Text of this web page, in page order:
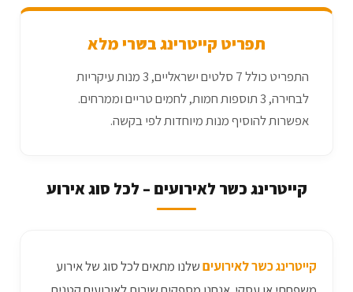
תפריט קייטרינג בשרי מלא
התפריט כולל 7 סלטים ישראליים, 3 מנות עיקריות
לבחירה, 3 תוספות חמות, לחמים טריים וממרחים.
אפשרות להוסיף מנות מיוחדות לפי בקשה.
קייטרינג כשר לאירועים – לכל סוג אירוע
קייטרינג כשר לאירועיםשלנו מתאים לכל סוג של אירוע